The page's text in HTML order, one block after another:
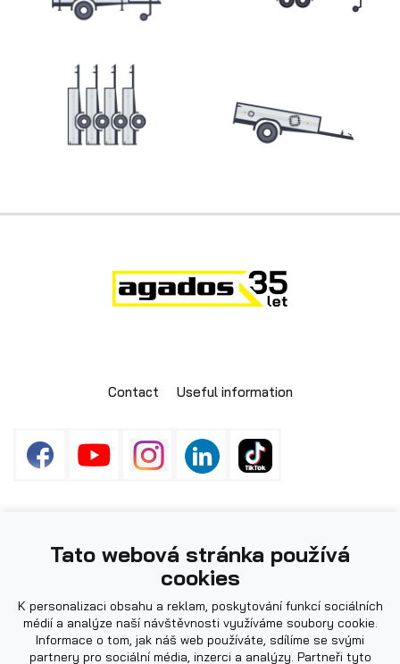
MultiTransporters VZ O
Contact Useful information
LOG INTato webová stránka používá
cookies
K personalizaci obsahu a reklam, poskytování funkcí sociálních
médií a analýze naší návštěvnosti využíváme soubory cookie.
Informace o tom, jak náš web používáte, sdílíme se svými
partnery pro sociální média, inzerci a analýzy. Partneři tyto